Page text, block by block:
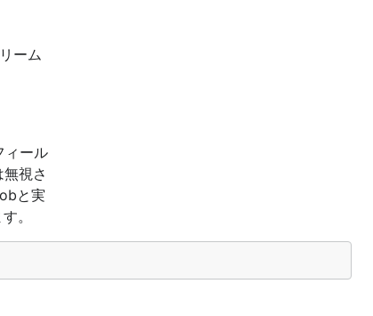
ーム
ィール
視さ
と実
。